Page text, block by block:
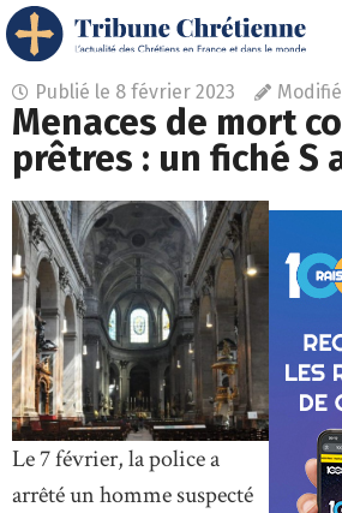
Publié le 8 février 2023
Menaces de mort
prêtres : un fiché S
Le 7 février, la police a
arrêté un homme suspecté